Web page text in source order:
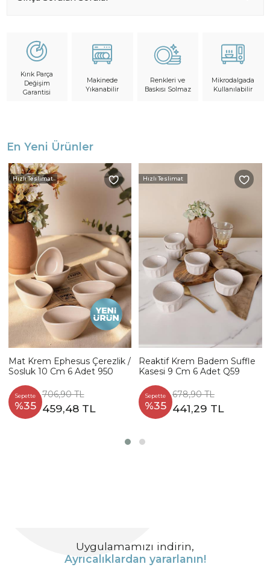
Kırık Parça
Değişim
Garantisi
Makinede
Yıkanabilir
Renkleri ve
Baskısı Solmaz
Mikrodalgada
Kullanılabilir
En Yeni Ürünler
Hızlı Teslimat
Mat Krem Ephesus Çerezlik /
Sosluk 10 Cm 6 Adet 950
Sepette
%35
706,90 TL
459,48 TL
Hızlı Teslimat
Reaktif Krem Badem Suffle
Kasesi 9 Cm 6 Adet Q59
Sepette
%35
678,90 TL
441,29 TL
Uygulamamızı indirin,
Ayrıcalıklardan yararlanın!